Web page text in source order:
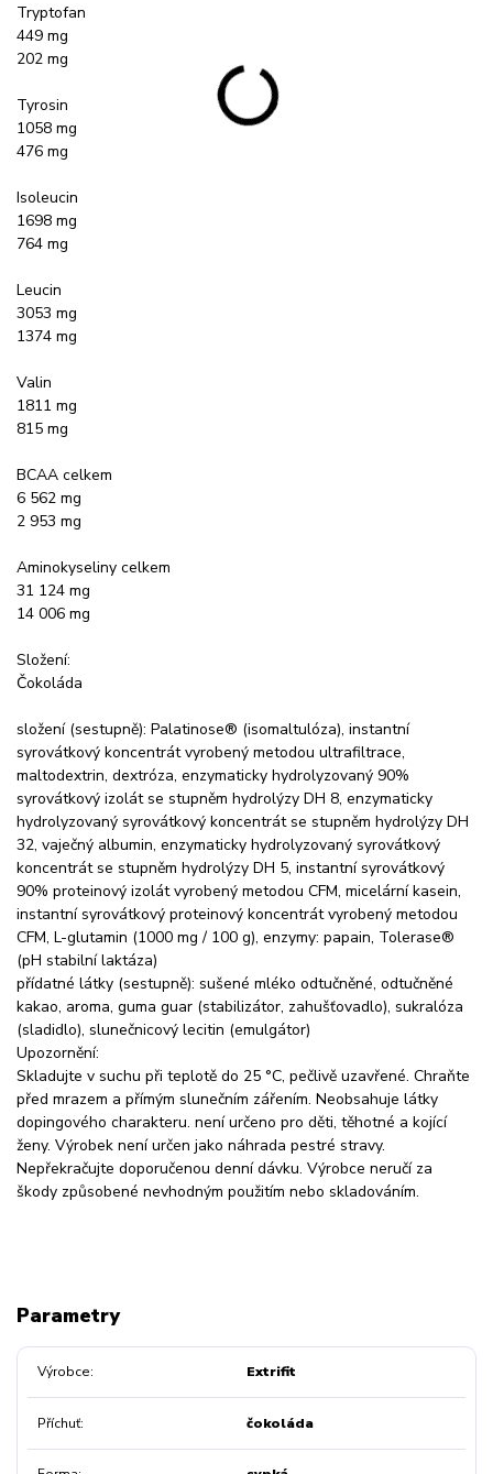
Tryptofan
449 mg
202 mg
Tyrosin
1058 mg
476 mg
Isoleucin
1698 mg
764 mg
Leucin
3053 mg
1374 mg
Valin
1811 mg
815 mg
BCAA celkem
6 562 mg
2 953 mg
Aminokyseliny celkem
31 124 mg
14 006 mg
Složení:
Čokoláda
složení (sestupně): Palatinose® (isomaltulóza), instantní
syrovátkový koncentrát vyrobený metodou ultrafiltrace,
maltodextrin, dextróza, enzymaticky hydrolyzovaný 90%
syrovátkový izolát se stupněm hydrolýzy DH 8, enzymaticky
hydrolyzovaný syrovátkový koncentrát se stupněm hydrolýzy DH
32, vaječný albumin, enzymaticky hydrolyzovaný syrovátkový
koncentrát se stupněm hydrolýzy DH 5, instantní syrovátkový
90% proteinový izolát vyrobený metodou CFM, micelární kasein,
instantní syrovátkový proteinový koncentrát vyrobený metodou
CFM, L-glutamin (1000 mg / 100 g), enzymy: papain, Tolerase®
(pH stabilní laktáza)
přídatné látky (sestupně): sušené mléko odtučněné, odtučněné
kakao, aroma, guma guar (stabilizátor, zahušťovadlo), sukralóza
(sladidlo), slunečnicový lecitin (emulgátor)
Upozornění:
Skladujte v suchu při teplotě do 25 °C, pečlivě uzavřené. Chraňte
před mrazem a přímým slunečním zářením. Neobsahuje látky
dopingového charakteru. není určeno pro děti, těhotné a kojící
ženy. Výrobek není určen jako náhrada pestré stravy.
Nepřekračujte doporučenou denní dávku. Výrobce neručí za
škody způsobené nevhodným použitím nebo skladováním.
Parametry
Výrobce Extrifit
Příchuť čokoláda